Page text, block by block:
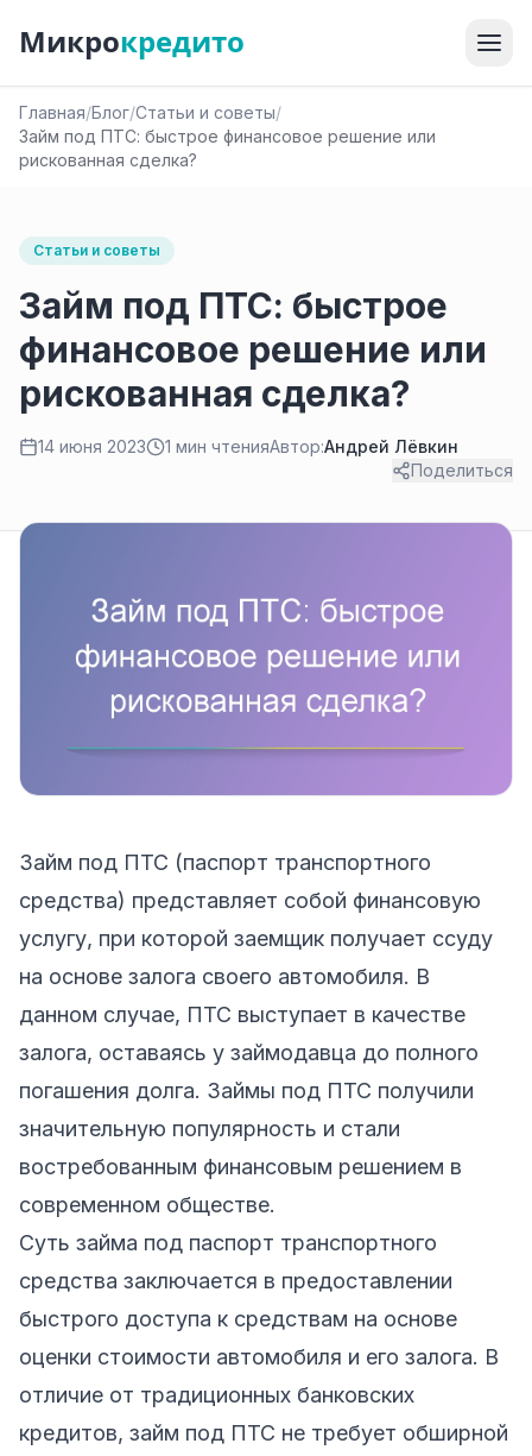
Микрокредито
Главная/Блог/Статьи и советы/
Займ под ПТС: быстрое финансовое решение или
рискованная сделка?
Статьи и советы
Займ под ПТС: быстрое
финансовое решение или
рискованная сделка?
14 июня 2023 1 мин чтенияАвтор:Андрей Лёвкин
Поделиться
Займ под ПТС (паспорт транспортного
средства) представляет собой финансовую
услугу, при которой заемщик получает ссуду
на основе залога своего автомобиля. В
данном случае, ПТС выступает в качестве
залога, оставаясь у займодавца до полного
погашения долга. Займы под ПТС получили
значительную популярность и стали
востребованным финансовым решением в
современном обществе.
Суть займа под паспорт транспортного
средства заключается в предоставлении
быстрого доступа к средствам на основе
оценки стоимости автомобиля и его залога. В
отличие от традиционных банковских
кредитов, займ под ПТС не требует обширной